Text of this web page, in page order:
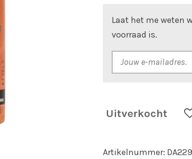
Laat het me weten
voorraad is.
Uitverkocht
Artikelnummer: DA229